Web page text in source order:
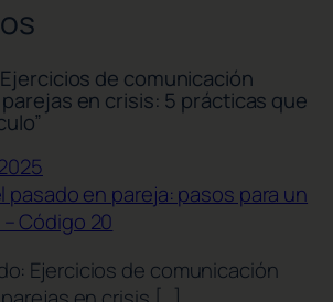
de comunicación
en crisis: 5 prácticas que
pasado en pareja: pasos para un
Código 20
Ejercicios de comunicación